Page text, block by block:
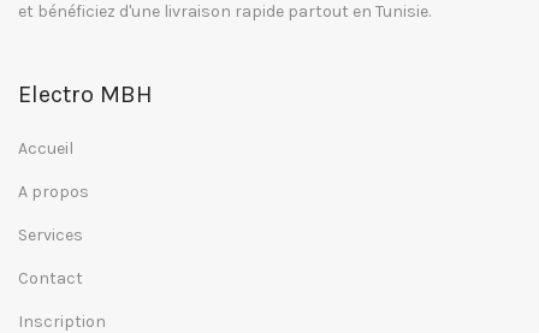
et bénéficiez d'une livraison rapide partout en Tunisie.
Electro MBH
Accueil
A propos
Services
Contact
Inscription